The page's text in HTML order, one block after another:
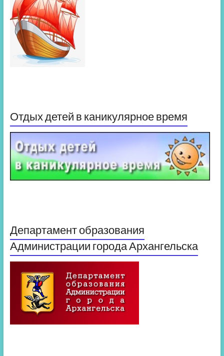
Отдых детей в каникулярное время
Департамент образования
Администрации города Архангельска